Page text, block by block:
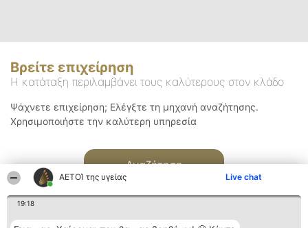
ΑΕΤΟΊ της υγείας Live chat
19:18
Βρείτε επιχείρηση
Η κατάταξη περιλαμβάνει τους καλύτερους στον κλάδο
Ψάχνετε επιχείρηση; Ελέγξτε τη μηχανή αναζήτησης.
Χρησιμοποιήστε την καλύτερη υπηρεσία
Αναζήτηση